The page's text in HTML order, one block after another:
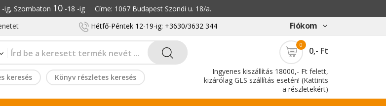
-ig, Szombaton 10 -18 -ig Címe: 1067 Budapest Szondi u. 18/a.
Hétfő-Péntek 12-19-ig: +3630/3632 344 Fiókom
keresés Könyv részletes keresés
0
0,- Ft
Ingyenes kiszállítás 18000,- Ft felett,
kizárólag GLS szállítás esetén! (Kattints
a részletekért)